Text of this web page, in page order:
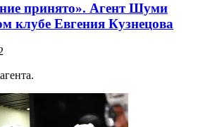
принято». Агент Шуми
клубе Евгения Кузнецова